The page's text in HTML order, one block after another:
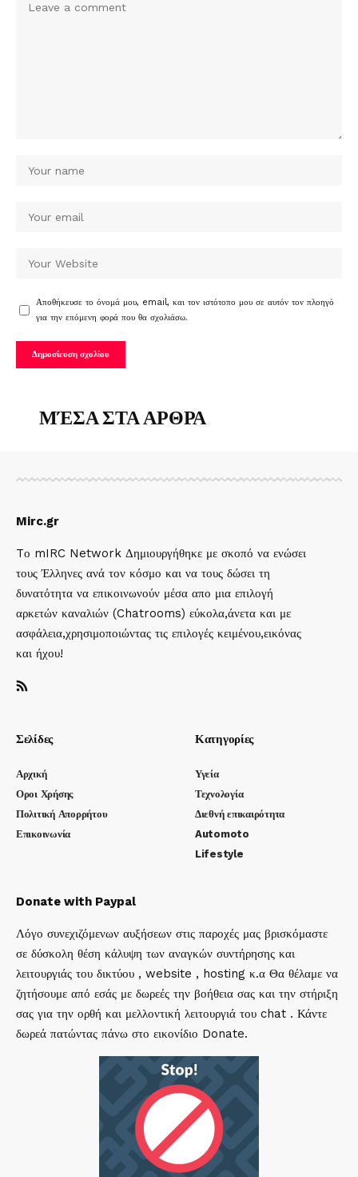
Αποθήκευσε το όνομά μου, email, και τον ιστότοπο μου σε αυτόν τον πλοηγό
για την επόμενη φορά που θα σχολιάσω.
ΜΈΣΑ ΣΤΑ ΑΡΘΡΑ
Mirc.gr
Tο mIRC Network Δημιουργήθηκε με σκοπό να ενώσει
τους Έλληνες ανά τον κόσμο και να τους δώσει τη
δυνατότητα να επικοινωνούν μέσα απο μια επιλογή
αρκετών καναλιών (Chatrooms) εύκολα,άνετα και με
ασφάλεια,χρησιμοποιώντας τις επιλογές κειμένου,εικόνας
και ήχου!
Σελίδες
Αρχική
Οροι Χρήσης
Πολιτική Απορρήτου
Επικοινωνία
Κατηγορίες
Υγεία
Τεχνολογία
Διεθνή επικαιρότητα
Automoto
Lifestyle
Donate with Paypal
Λόγο συνεχιζόμενων αυξήσεων στις παροχές μας βρισκόμαστε
σε δύσκολη θέση κάλυψη των αναγκών συντήρησης και
λειτουργιάς του δικτύου , website , hosting κ.α Θα θέλαμε να
ζητήσουμε από εσάς με δωρεές την βοήθεια σας και την στήριξη
σας για την ορθή και μελλοντική λειτουργιά του chat . Κάντε
δωρεά πατώντας πάνω στο εικονίδιο Donate.